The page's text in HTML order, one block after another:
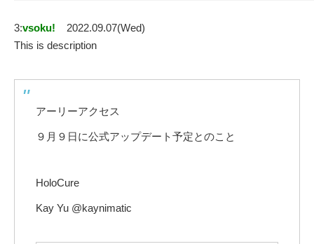
3:vsoku!
2022.09.07(Wed)
This is description
アーリーアクセス
９月９日に公式アップデート予定とのこと
HoloCure
Kay Yu @kaynimatic